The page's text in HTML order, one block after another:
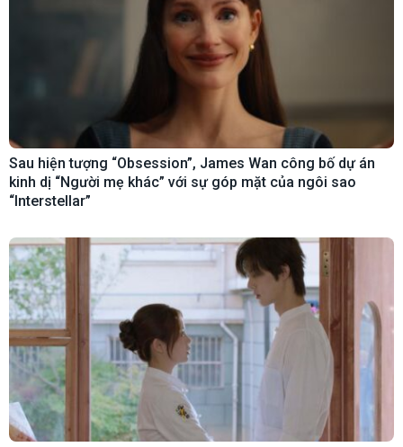
Sau hiện tượng “Obsession”, James Wan công bố dự án
kinh dị “Người mẹ khác” với sự góp mặt của ngôi sao
“Interstellar”